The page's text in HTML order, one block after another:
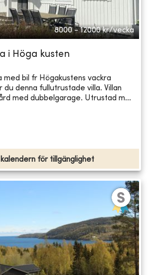
8000 - 12000 kr/vecka
i Höga kusten
med bil fr Högakustens vackra
du denna fullutrustade villa. Villan
med dubbelgarage. Utrustad m...
för tillgänglighet